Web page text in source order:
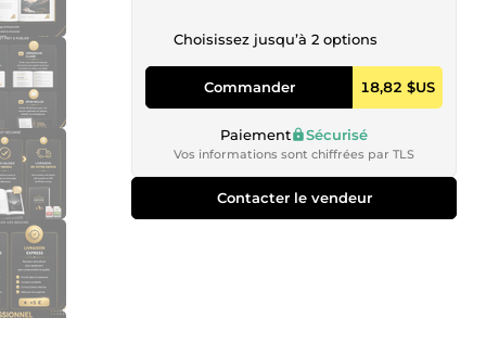
Choisissez jusqu’à 2 options
Commander 18,82 $US
Paiement Sécurisé
Vos informations sont chiffrées par TLS
Contacter le vendeur